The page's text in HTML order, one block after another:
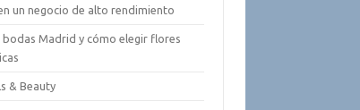
un negocio de alto rendimiento
bodas Madrid y cómo elegir flores
& Beauty